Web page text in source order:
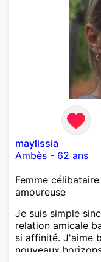
maylissia
Ambès - 62 ans
Femme
amoureuse
Je suis simple
relation amicale
si affinité. J'aime
nouveaux